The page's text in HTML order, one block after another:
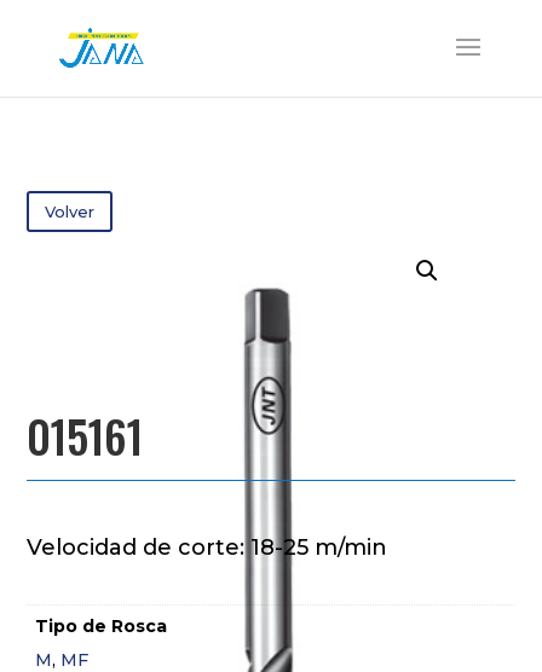
Volver
015161
Velocidad de corte: 18-25 m/min
Tipo de Rosca
M, MF